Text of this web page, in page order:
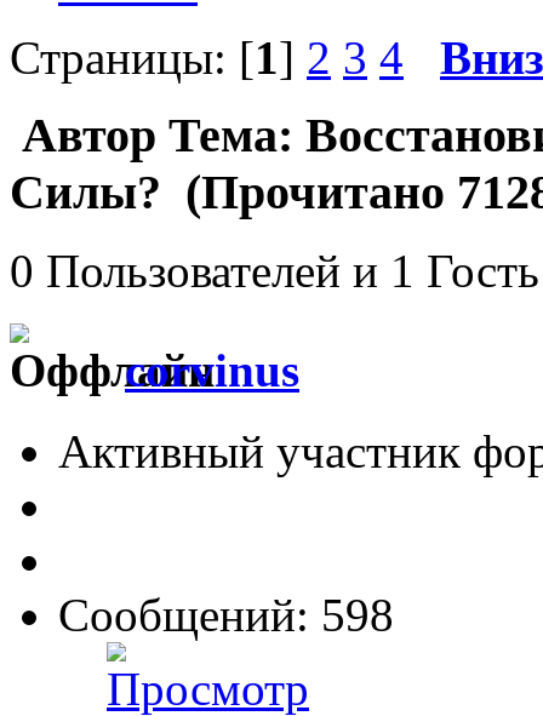
Страницы: [1] 2 3 4 Вниз
Автор Тема:
Силы? (Прочитано
0 Пользователей и 1
corvinus
Активный участник
Сообщений: 598